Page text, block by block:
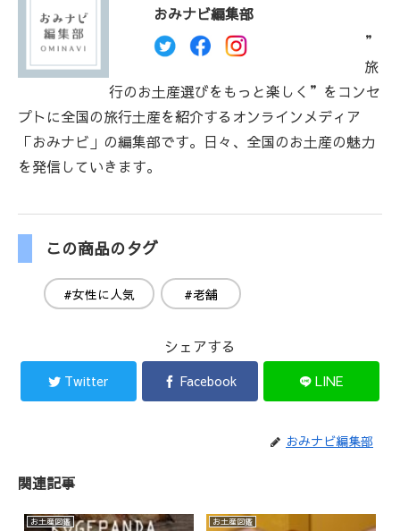
おみナビ編集部
”
旅
行のお土産選びをもっと楽しく”をコンセ
プトに全国の旅行土産を紹介するオンラインメディア
「おみナビ」の編集部です。日々、全国のお土産の魅力
を発信していきます。
この商品のタグ
#女性に人気 #老舗
シェアする
Twitter Facebook LINE
おみナビ編集部
関連記事
お土産図鑑 お土産図鑑